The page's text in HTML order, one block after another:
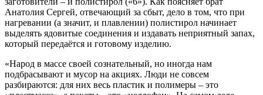
Анатолия Сергей, отвечающий за сбыт, дело в том, что при
нагревании (а значит, и плавлении) полистирол начинает
выделять ядовитые соединения и издавать неприятный запах,
который передаётся и готовому изделию.
«Народ в массе своей сознательный, но иногда нам
подбрасывают и мусор на акциях. Люди не совсем
разбираются: для них весь пластик и полимеры – это